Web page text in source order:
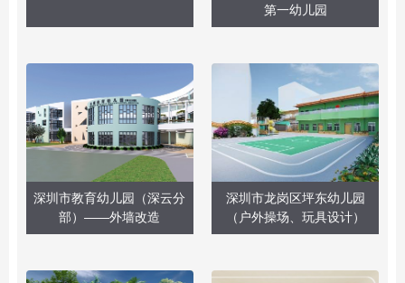
第一幼儿园
深圳市教育幼儿园（深云分
部）——外墙改造
深圳市龙岗区坪东幼儿园
（户外操场、玩具设计）